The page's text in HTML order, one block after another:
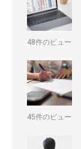
48件のビュー
45件のビュー